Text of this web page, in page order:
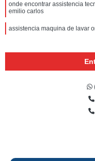
onde encontrar assistencia
emilio carlos
assistencia maquina de lavar